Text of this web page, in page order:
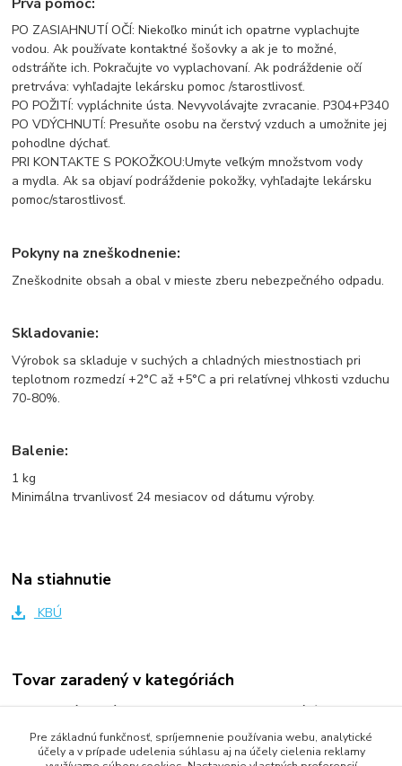
PO ZASIAHNUTÍ OČÍ: Niekoľko minút ich opatrne vyplachujte
vodou. Ak používate kontaktné šošovky a ak je to možné,
odstráňte ich. Pokračujte vo vyplachovaní. Ak podráždenie očí
pretrváva: vyhľadajte lekársku pomoc /starostlivosť.
PO POŽITÍ: vypláchnite ústa. Nevyvolávajte zvracanie. P304+P340
PO VDÝCHNUTÍ: Presuňte osobu na čerstvý vzduch a umožnite jej
pohodlne dýchať.
PRI KONTAKTE S POKOŽKOU:Umyte veľkým množstvom vody
a mydla. Ak sa objaví podráždenie pokožky, vyhľadajte lekársku
pomoc/starostlivosť.
Pokyny na zneškodnenie:
Zneškodnite obsah a obal v mieste zberu nebezpečného odpadu.
Skladovanie:
Výrobok sa skladuje v suchých a chladných miestnostiach pri
teplotnom rozmedzí +2°C až +5°C a pri relatívnej vlhkosti vzduchu
70-80%.
Balenie:
1 kg
Minimálna trvanlivosť 24 mesiacov od dátumu výroby.
Na stiahnutie
KBÚ
Tovar zaradený v kategóriách
Klasická drogéria a všetky čističe podľa kategórií
Kuchyňa
Pre základnú funkčnosť, spríjemnenie používania webu, analytické
účely a v prípade udelenia súhlasu aj na účely cielenia reklamy